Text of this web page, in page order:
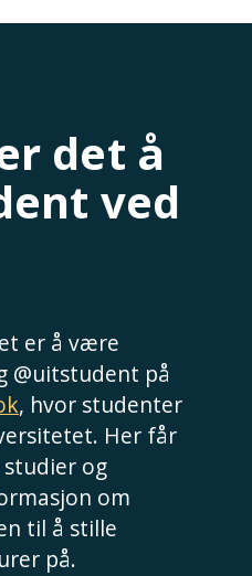
det å
ved
er å være
@uitstudent på
, hvor studenter
Her får
og
om
til å stille
på.